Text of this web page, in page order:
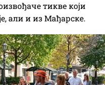
тикве који
али и из Мађарске.